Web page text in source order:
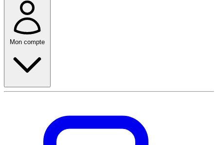
Mon compte